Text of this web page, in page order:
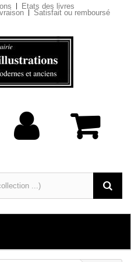
Etats des livres
Satisfait ou remboursé